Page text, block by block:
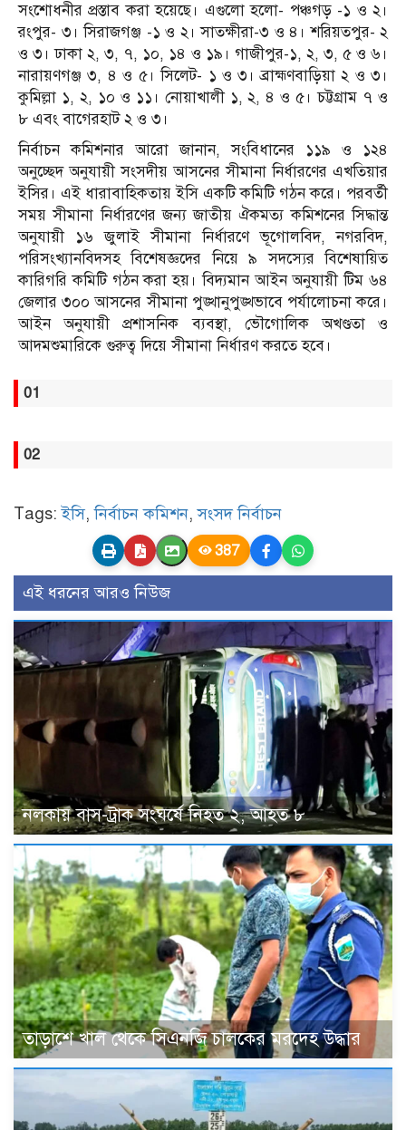
সংশোধনীর প্রস্তাব করা হয়েছে। এগুলো হলো- পঞ্চগড় -১ ও ২।
রংপুর- ৩। সিরাজগঞ্জ -১ ও ২। সাতক্ষীরা-৩ ও ৪। শরিয়তপুর- ২
ও ৩। ঢাকা ২, ৩, ৭, ১০, ১৪ ও ১৯। গাজীপুর-১, ২, ৩, ৫ ও ৬।
নারায়ণগঞ্জ ৩, ৪ ও ৫। সিলেট- ১ ও ৩। ব্রাহ্মণবাড়িয়া ২ ও ৩।
কুমিল্লা ১, ২, ১০ ও ১১। নোয়াখালী ১, ২, ৪ ও ৫। চট্টগ্রাম ৭ ও
৮ এবং বাগেরহাট ২ ও ৩।
নির্বাচন কমিশনার আরো জানান, সংবিধানের ১১৯ ও ১২৪
অনুচ্ছেদ অনুযায়ী সংসদীয় আসনের সীমানা নির্ধারণের এখতিয়ার
ইসির। এই ধারাবাহিকতায় ইসি একটি কমিটি গঠন করে। পরবর্তী
সময় সীমানা নির্ধারণের জন্য জাতীয় ঐকমত্য কমিশনের সিদ্ধান্ত
অনুযায়ী ১৬ জুলাই সীমানা নির্ধারণে ভূগোলবিদ, নগরবিদ,
পরিসংখ্যানবিদসহ বিশেষজ্ঞদের নিয়ে ৯ সদস্যের বিশেষায়িত
কারিগরি কমিটি গঠন করা হয়। বিদ্যমান আইন অনুযায়ী টিম ৬৪
জেলার ৩০০ আসনের সীমানা পুঙ্খানুপুঙ্খভাবে পর্যালোচনা করে।
আইন অনুযায়ী প্রশাসনিক ব্যবস্থা, ভৌগোলিক অখণ্ডতা ও
আদমশুমারিকে গুরুত্ব দিয়ে সীমানা নির্ধারণ করতে হবে।
01
02
Tags:ইসি,নির্বাচন কমিশন,সংসদ নির্বাচন
387
এই ধরনের আরও নিউজ
নলকায় বাস-ট্রাক সংঘর্ষে নিহত ২, আহত ৮
তাড়াশে খাল থেকে সিএনজি চালকের মরদেহ উদ্ধার